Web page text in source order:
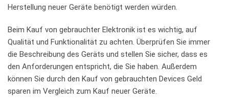
Herstellung neuer Geräte benötigt werden würden.
Beim Kauf von gebrauchter Elektronik ist es wichtig, auf
Qualität und Funktionalität zu achten. Überprüfen Sie immer
die Beschreibung des Geräts und ⁢stellen Sie sicher, dass es
den Anforderungen entspricht, die Sie haben. Außerdem
können Sie durch den Kauf von gebrauchten Devices Geld
sparen im Vergleich⁤ zum ​Kauf neuer Geräte.